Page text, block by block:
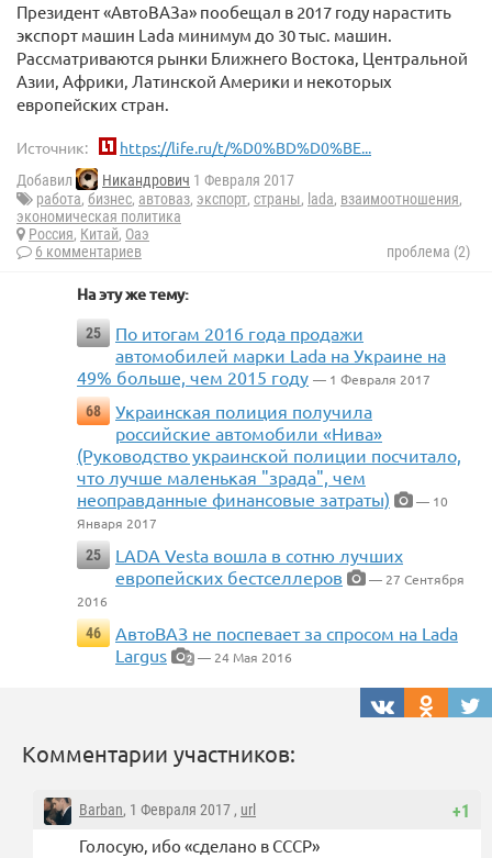
Президент «АвтоВАЗа» пообещал в 2017 году нарастить
экспорт машин Lada минимум до 30 тыс. машин.
Рассматриваются рынки Ближнего Востока, Центральной
Азии, Африки, Латинской Америки и некоторых
европейских стран.
Источник: https://life.ru/t/%D0%BD%D0%BE...
Добавил Никандрович 1 Февраля 2017
работа, бизнес, автоваз, экспорт, страны, lada, взаимоотношения,
экономическая политика
Россия, Китай, Оаэ
6 комментариев
проблема (2)
На эту же тему:
25
По итогам 2016 года продажи
автомобилей марки Lada на Украине на
49% больше, чем 2015 году — 1 Февраля 2017
68
Украинская полиция получила
российские автомобили «Нива»
(Руководство украинской полиции посчитало,
что лучше маленькая "зрада", чем
неоправданные финансовые затраты)
— 10
Января 2017
25
LADA Vesta вошла в сотню лучших
европейских бестселлеров
— 27 Сентября
2016
46
АвтоВАЗ не поспевает за спросом на Lada
Largus
2 — 24 Мая 2016
Комментарии участников:
+1
Barban, 1 Февраля 2017 , url
Голосую, ибо «сделано в СССР»